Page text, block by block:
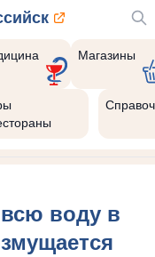
Магазины
воду в